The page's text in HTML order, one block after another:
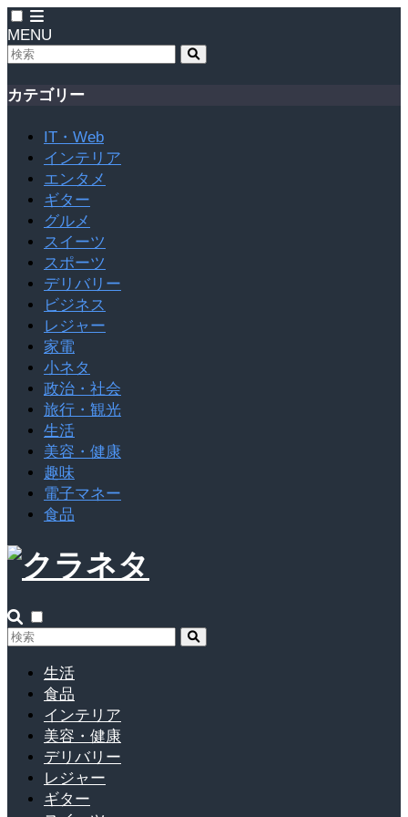
MENU
カテゴリー
IT・Web
インテリア
エンタメ
ギター
グルメ
スイーツ
スポーツ
デリバリー
ビジネス
レジャー
家電
小ネタ
政治・社会
旅行・観光
生活
美容・健康
趣味
電子マネー
食品
生活
食品
インテリア
美容・健康
デリバリー
レジャー
ギター